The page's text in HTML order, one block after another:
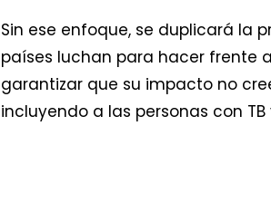
Sin ese enfoque, se duplicará la
países luchan para hacer frente
garantizar que su impacto no
incluyendo a las personas con TB